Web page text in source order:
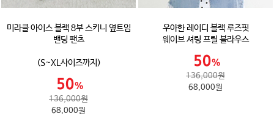
미라클 아이스 블랙 8부 스키니 옆트임
밴딩 팬츠
(S~XL사이즈까지)
136,000원
68,000원
우아한 레이디 블랙 루즈핏
웨이브 셔링 프릴 블라우스
136,000원
68,000원